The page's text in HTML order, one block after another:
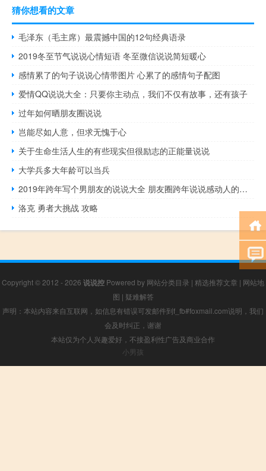
猜你想看的文章
毛泽东（毛主席）最震撼中国的12句经典语录
2019冬至节气说说心情短语 冬至微信说说简短暖心
感情累了的句子说说心情带图片 心累了的感情句子配图
爱情QQ说说大全：只要你主动点，我们不仅有故事，还有孩子
过年如何晒朋友圈说说
岂能尽如人意，但求无愧于心
关于生命生活人生的有些现实但很励志的正能量说说
大学兵多大年龄可以当兵
2019年跨年写个男朋友的说说大全 朋友圈跨年说说感动人的那种
洛克 勇者大挑战 攻略
Copyright © 2012 - 2026 说说控 Powered by 网站分类目录 | 精选推荐文章 | 网站地
图 | 疑难解答
声明：本站内容来自互联网，如信息有错误可发邮件到f_fb#foxmail.com说明，我们
会及时纠正，谢谢
本站仅为个人兴趣爱好，不接盈利性广告及商业合作
小男孩